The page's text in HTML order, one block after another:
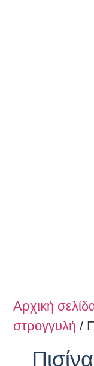
Αρχική
στρογγυλή /